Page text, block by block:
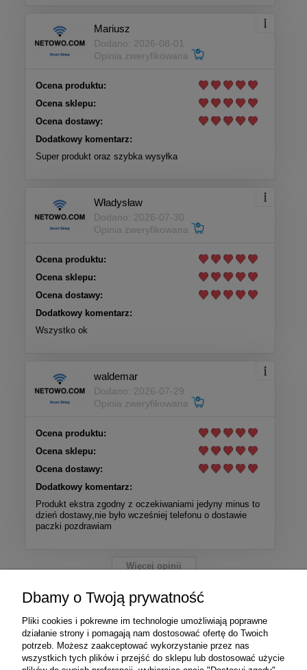
Mariusz
Dodano: 2026-08-01
Opinia zweryfikowana
Ocena produktu:
Ocena sklepu:
Ocena dostawy:
Dodatkowy komentarz:
Super produkt oraz szybka wysyłka
Władysław
Dodano: 2026-07-30
Opinia zweryfikowana
Ocena produktu:
Ocena sklepu:
Ocena dostawy:
Dodatkowy komentarz:
Wszystko ok
waldemar
Dodano: 2026-07-29
Opinia zweryfikowana
Ocena produktu:
Ocena sklepu:
Ocena dostawy:
Dodatkowy komentarz:
Produkt ekstra zgodny z oczekiwaniami jedyny minus to
dzień dostawy,nie było wcześniej telefonu o dostawie
paczki pozdrawiam
Więcej opinii
PayPro jest operatorem kart płatniczych
Dbamy o Twoją prywatność
Pliki cookies i pokrewne im technologie umożliwiają poprawne
działanie strony i pomagają nam dostosować ofertę do Twoich
potrzeb. Możesz zaakceptować wykorzystanie przez nas
wszystkich tych plików i przejść do sklepu lub dostosować użycie